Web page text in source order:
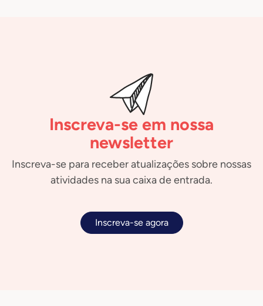
Inscreva-se em nossa
newsletter
Inscreva-se para receber atualizações sobre nossas
atividades na sua caixa de entrada.
Inscreva-se agora